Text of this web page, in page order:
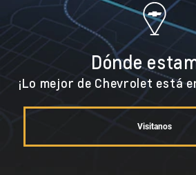
Dónde
¡Lo mejor de Chevrolet está
Visitanos